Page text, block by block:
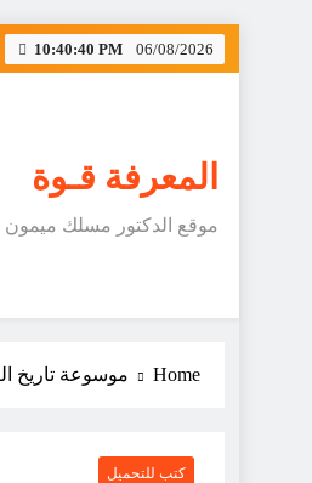
Skip
10:40:40 PM 06/08/2026
المعرفة قـوة
موقع الدكتور مسلك ميمون
Home موسوعة تاريخ
كتب للتحميل